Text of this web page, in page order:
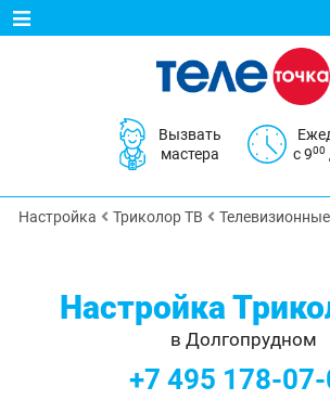
Вызвать
мастера
с 900
Настройка Триколор ТВ
Настройка
в Долгопрудном
+7 495 178-